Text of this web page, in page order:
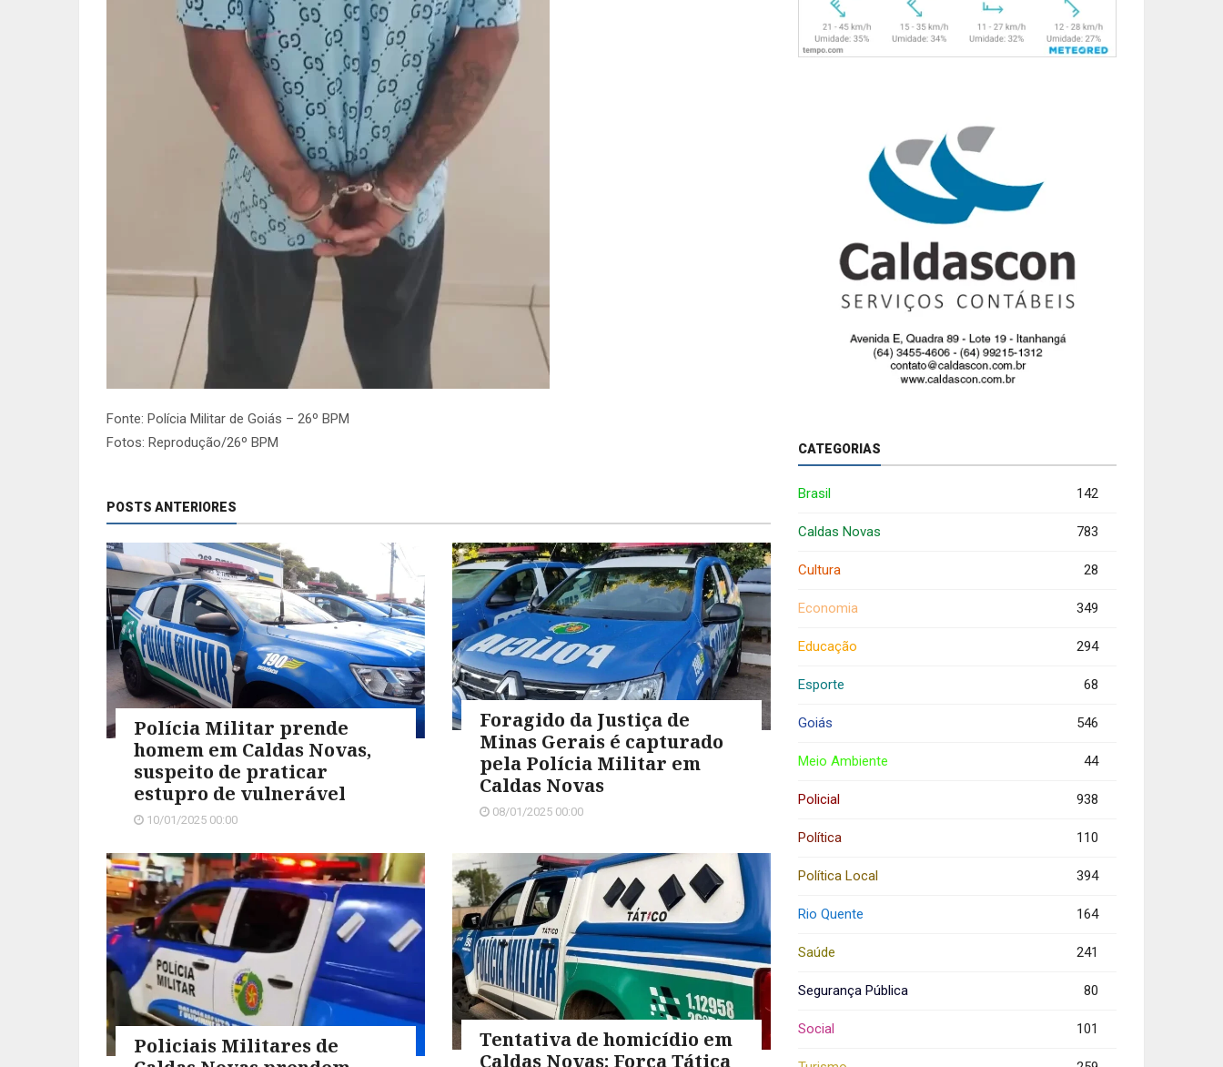
Fonte: Polícia Militar de Goiás – 26º BPM
Fotos: Reprodução/26º BPM
POSTS ANTERIORES
Polícia Militar prende
homem em Caldas Novas,
suspeito de praticar
estupro de vulnerável
10/01/2025 00:00
Foragido da Justiça de
Minas Gerais é capturado
pela Polícia Militar em
Caldas Novas
08/01/2025 00:00
Policiais Militares de
Tentativa de homicídio em
Caldas Novas: Força Tática
CATEGORIAS
Brasil 142
Caldas Novas 783
Cultura 28
Economia 349
Educação 294
Esporte 68
Goiás 546
Meio Ambiente 44
Policial 938
Política 110
Política Local 394
Rio Quente 164
Saúde 241
Segurança Pública 80
Social 101